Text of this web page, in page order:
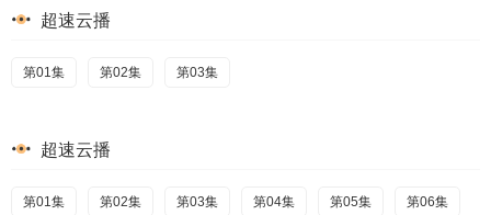
超速云播
第01集 第02集 第03集
超速云播
第01集 第02集 第03集 第04集 第05集 第06集